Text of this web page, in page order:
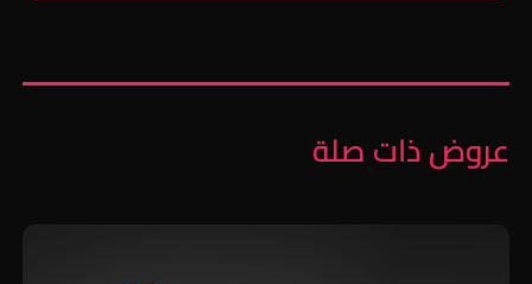
عروض ذات صلة